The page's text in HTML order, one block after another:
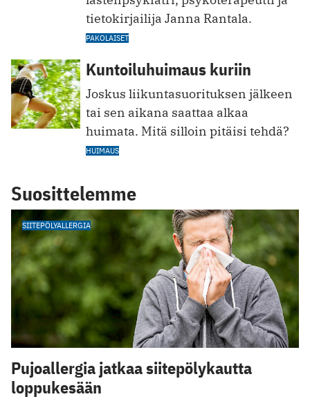
tietokirjailija Janna Rantala.
PAKOLAISET
Kuntoiluhuimaus kuriin
Joskus liikuntasuorituksen jälkeen
tai sen aikana saattaa alkaa
huimata. Mitä silloin pitäisi tehdä?
HUIMAUS
Suosittelemme
SIITEPÖLYALLERGIA
Pujoallergia jatkaa siitepölykautta
loppukesään